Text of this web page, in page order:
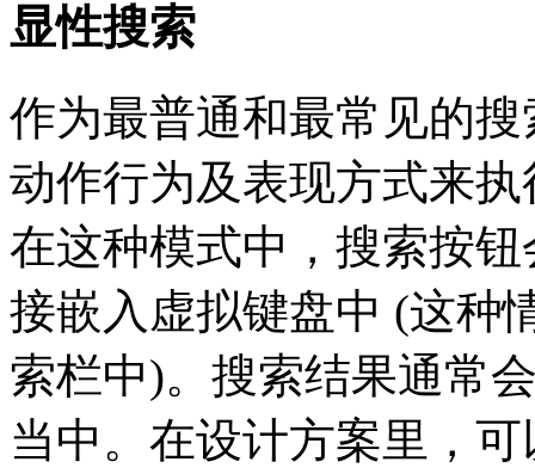
显性搜索
作为最普通和最常见的
动作行为及表现方式来
在这种模式中，搜索按
接嵌入虚拟键盘中 (这种
索栏中)。搜索结果通常
当中。在设计方案里，